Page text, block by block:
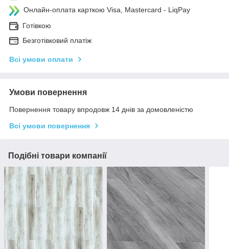
Онлайн-оплата карткою Visa, Mastercard - LiqPay
Готівкою
Безготівковий платіж
Всі умови оплати
Умови повернення
Повернення товару впродовж 14 днів за домовленістю
Всі умови повернення
Подібні товари компанії